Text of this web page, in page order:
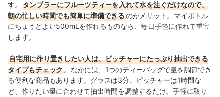
す。
タンブラーにフルーツティーを入れて水を注ぐだけなので、
朝の忙しい時間でも簡単に準備できるのがメリット。マイボトル
にちょうどよい500mLを作れるものなら、毎日手軽に作れて重宝
します。
自宅用に作り置きしたい人は、ピッチャーにたっぷり抽出できる
タイプもチェック。なかには、1つのティーバッグで量を調節でき
る便利な商品もあります。グラスは3分、ピッチャーは1時間な
ど、作りたい量に合わせて抽出時間を調整するだけ。手軽に取り